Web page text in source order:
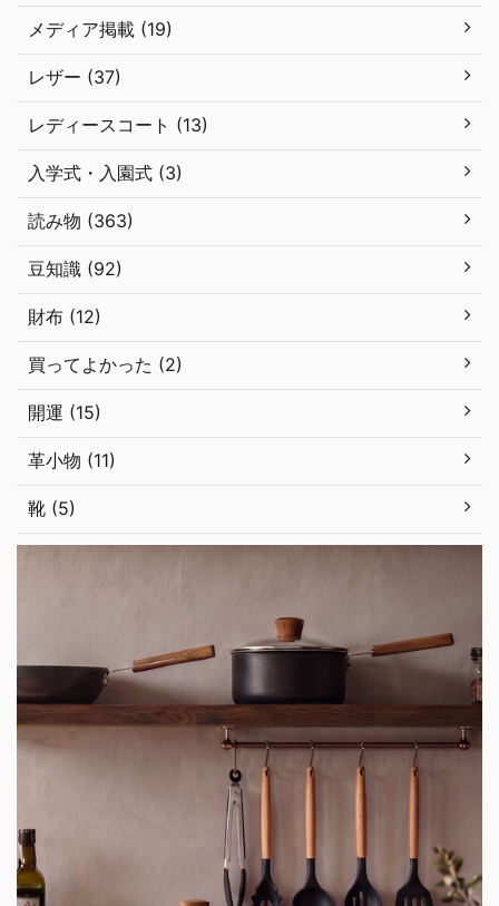
メディア掲載 (19)
レザー (37)
レディースコート (13)
入学式・入園式 (3)
読み物 (363)
豆知識 (92)
財布 (12)
買ってよかった (2)
開運 (15)
革小物 (11)
靴 (5)